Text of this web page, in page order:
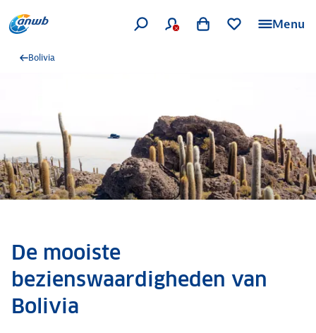
Menu
Bolivia
De mooiste
bezienswaardigheden van
Bolivia